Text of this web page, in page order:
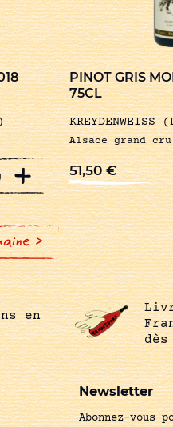
+
PINOT GRIS
75CL
Alsace grand cru
51,50€
>
en
dès
Newsletter
Abonnez-vous